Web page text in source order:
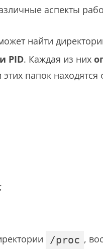
аспекты
найти
PID. Каждая из них
папок
/proc ,